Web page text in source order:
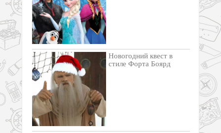
Новогодний квест в
стиле Форта Боярд